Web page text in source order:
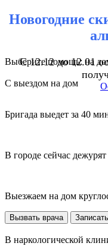
Новогодние
С 12.12 до 12.01
Выберите помощь: на
С выездом на дом
Бригада выедет за 40
В городе сейчас
Выезжаем на дом
Вызвать врача
В наркологической